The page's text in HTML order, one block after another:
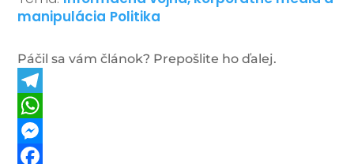
manipulácia Politika
Páčil sa vám článok? Prepošlite ho ďalej.
Telegram
WhatsApp
Messenger